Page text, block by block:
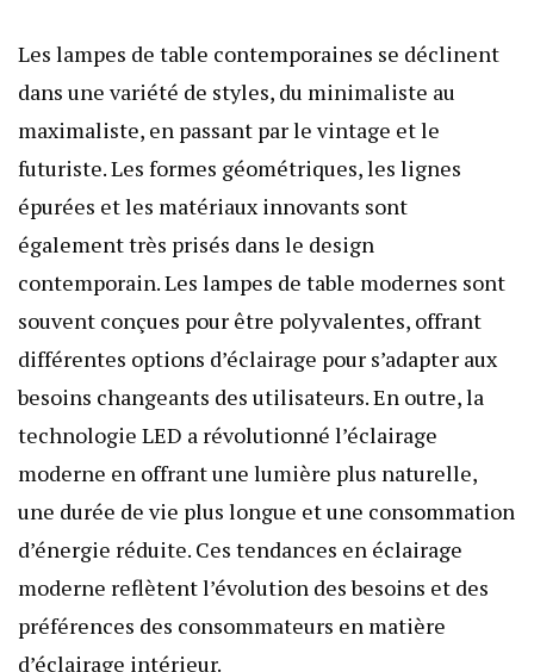
Les lampes de table contemporaines se déclinent
dans une variété de styles, du minimaliste au
maximaliste, en passant par le vintage et le
futuriste. Les formes géométriques, les lignes
épurées et les matériaux innovants sont
également très prisés dans le design
contemporain. Les lampes de table modernes sont
souvent conçues pour être polyvalentes, offrant
différentes options d’éclairage pour s’adapter aux
besoins changeants des utilisateurs. En outre, la
technologie LED a révolutionné l’éclairage
moderne en offrant une lumière plus naturelle,
une durée de vie plus longue et une consommation
d’énergie réduite. Ces tendances en éclairage
moderne reflètent l’évolution des besoins et des
préférences des consommateurs en matière
d’éclairage intérieur.